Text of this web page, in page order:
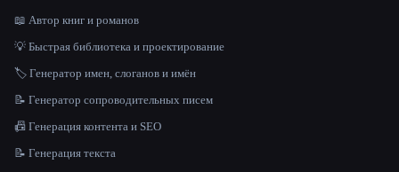
📖 Автор книг и романов
💡 Быстрая библиотека и проектирование
🏷️ Генератор имен, слоганов и имён
📝 Генератор сопроводительных писем
📠 Генерация контента и SEO
📝 Генерация текста